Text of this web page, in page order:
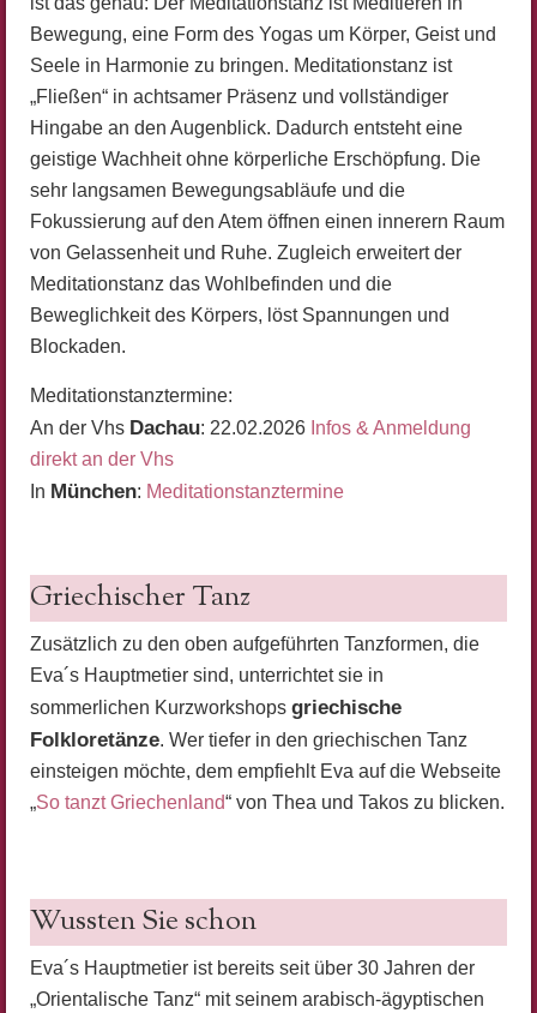
Bewegung, eine Form des Yogas um Körper, Geist und
Seele in Harmonie zu bringen. Meditationstanz ist
„Fließen“ in achtsamer Präsenz und vollständiger
Hingabe an den Augenblick. Dadurch entsteht eine
geistige Wachheit ohne körperliche Erschöpfung. Die
sehr langsamen Bewegungsabläufe und die
Fokussierung auf den Atem öffnen einen innerern Raum
von Gelassenheit und Ruhe. Zugleich erweitert der
Meditationstanz das Wohlbefinden und die
Beweglichkeit des Körpers, löst Spannungen und
Blockaden.
Meditationstanztermine:
An der Vhs Dachau: 22.02.2026 Infos & Anmeldung
direkt an der Vhs
In München: Meditationstanztermine
Griechischer Tanz
Zusätzlich zu den oben aufgeführten Tanzformen, die
Eva´s Hauptmetier sind, unterrichtet sie in
sommerlichen Kurzworkshops griechische
Folkloretänze. Wer tiefer in den griechischen Tanz
einsteigen möchte, dem empfiehlt Eva auf die Webseite
„So tanzt Griechenland“ von Thea und Takos zu blicken.
Wussten Sie schon
Eva´s Hauptmetier ist bereits seit über 30 Jahren der
„Orientalische Tanz“ mit seinem arabisch-ägyptischen